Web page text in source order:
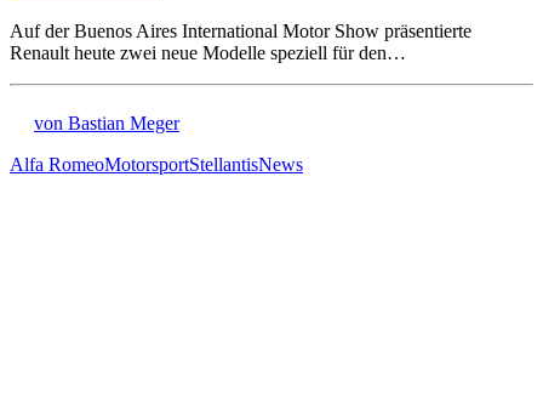
Auf der Buenos Aires International Motor Show präsentierte
Renault heute zwei neue Modelle speziell für den…
von Bastian Meger
Alfa RomeoMotorsportStellantisNews